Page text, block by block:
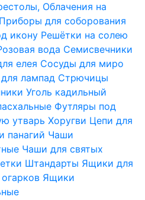
Облачения на
Приборы для соборования
икону Решётки на солею
вода Семисвечники
елея Сосуды для миро
лампад Стрючицы
Уголь кадильный
Футляры под
утварь Хоругви Цепи для
панагий Чаши
Чаши для святых
Штандарты Ящики для
Ящики